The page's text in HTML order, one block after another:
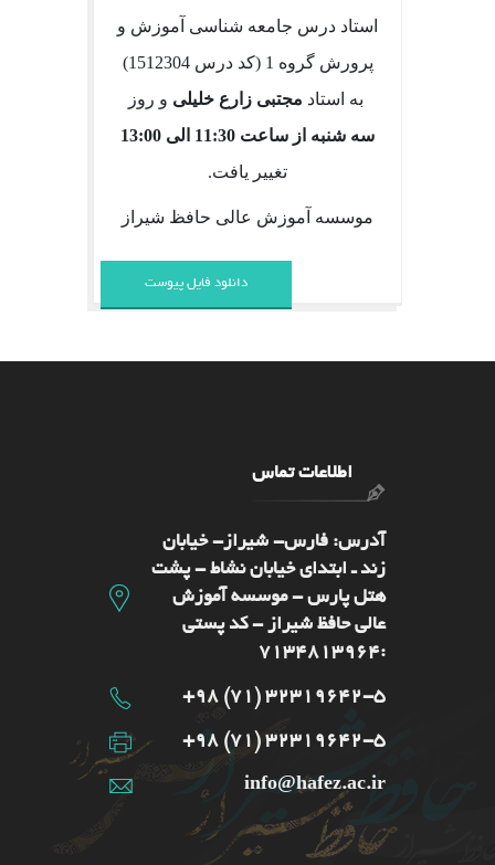
استاد درس جامعه شناسی آموزش و
پرورش گروه 1 (کد درس 1512304)
به استاد مجتبی زارع خلیلی و روز
سه شنبه از ساعت 11:30 الی 13:00
تغییر یافت.
موسسه آموزش عالی حافظ شیراز
دانلود فایل پیوست
اطلاعات تماس
آدرس: فارس- شيراز- خیابان
زند ـ ابتدای خیابان نشاط - پشت
هتل پارس - موسسه آموزش
عالی حافظ شیراز - کد پستی
:7134813964
32319642-5 (71) 98+
32319642-5 (71) 98+
info@hafez.ac.ir